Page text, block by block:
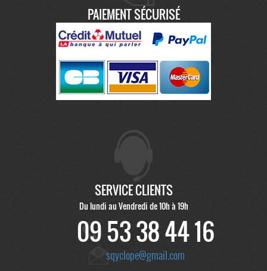
PAIEMENT SÉCURISÉ
SERVICE CLIENTS
Du lundi au Vendredi de 10h à 19h
09 53 38 44 16
sqyclope@gmail.com